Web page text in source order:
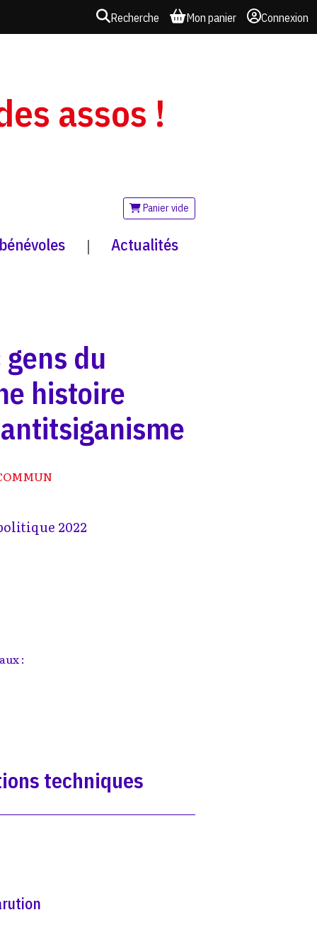
Recherche Mon panier Connexion
assos !
Panier vide
| Actualités
du
histoire
2022
:
techniques